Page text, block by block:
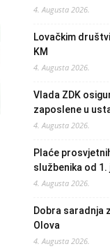
4. Augusta 2026.
Lovačkim
KM
4. Augusta 2026.
Vlada ZDK
zaposlene u
4. Augusta 2026.
Plaće
službenika od
4. Augusta 2026.
Dobra saradnja
Olova
4. Augusta 2026.